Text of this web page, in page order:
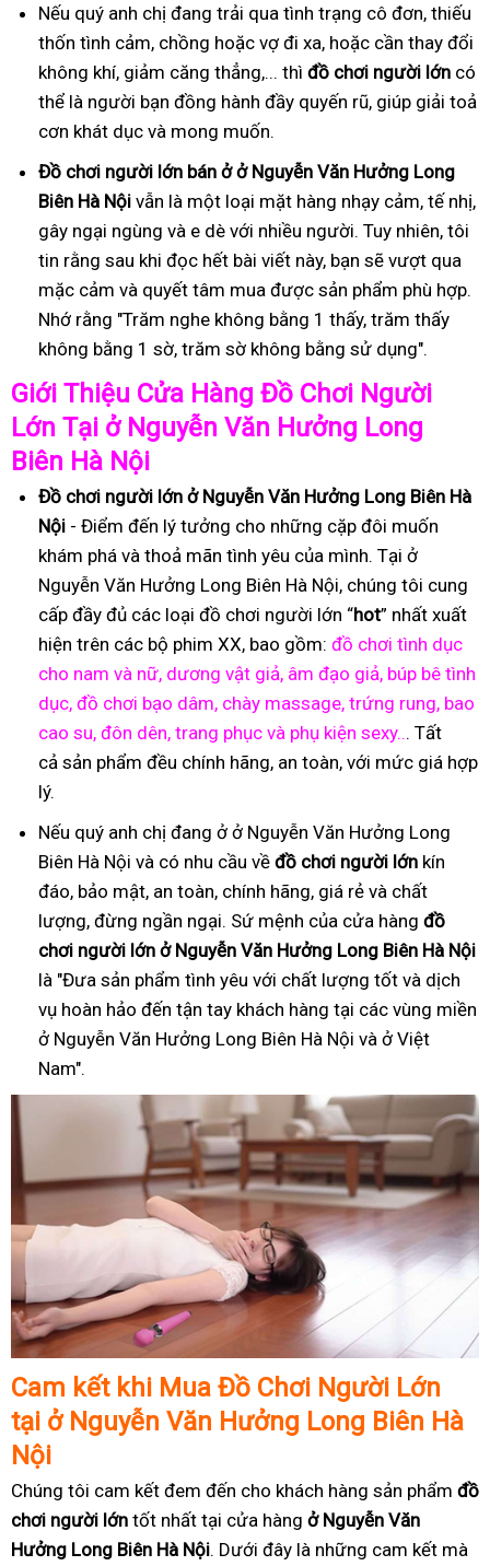
Nếu quý anh chị đang trải qua tình trạng cô đơn, thiếu
thốn tình cảm, chồng hoặc vợ đi xa, hoặc cần thay đổi
không khí, giảm căng thẳng,... thì đồ chơi người lớn có
thể là người bạn đồng hành đầy quyến rũ, giúp giải toả
cơn khát dục và mong muốn.
Đồ chơi người lớn bán ở ở Nguyễn Văn Hưởng Long
Biên Hà Nội vẫn là một loại mặt hàng nhạy cảm, tế nhị,
gây ngại ngùng và e dè với nhiều người. Tuy nhiên, tôi
tin rằng sau khi đọc hết bài viết này, bạn sẽ vượt qua
mặc cảm và quyết tâm mua được sản phẩm phù hợp.
Nhớ rằng "Trăm nghe không bằng 1 thấy, trăm thấy
không bằng 1 sờ, trăm sờ không bằng sử dụng".
Giới Thiệu Cửa Hàng Đồ Chơi Người
Lớn Tại ở Nguyễn Văn Hưởng Long
Biên Hà Nội
Đồ chơi người lớn ở Nguyễn Văn Hưởng Long Biên Hà
Nội - Điểm đến lý tưởng cho những cặp đôi muốn
khám phá và thoả mãn tình yêu của mình. Tại ở
Nguyễn Văn Hưởng Long Biên Hà Nội, chúng tôi cung
cấp đầy đủ các loại đồ chơi người lớn “hot” nhất xuất
hiện trên các bộ phim XX, bao gồm: đồ chơi tình dục
cho nam và nữ, dương vật giả, âm đạo giả, búp bê tình
dục, đồ chơi bạo dâm, chày massage, trứng rung, bao
cao su, đôn dên, trang phục và phụ kiện sexy... Tất
cả sản phẩm đều chính hãng, an toàn, với mức giá hợp
lý.
Nếu quý anh chị đang ở ở Nguyễn Văn Hưởng Long
Biên Hà Nội và có nhu cầu về đồ chơi người lớn kín
đáo, bảo mật, an toàn, chính hãng, giá rẻ và chất
lượng, đừng ngần ngại. Sứ mệnh của cửa hàng đồ
chơi người lớn ở Nguyễn Văn Hưởng Long Biên Hà Nội
là "Đưa sản phẩm tình yêu với chất lượng tốt và dịch
vụ hoàn hảo đến tận tay khách hàng tại các vùng miền
ở Nguyễn Văn Hưởng Long Biên Hà Nội và ở Việt
Nam".
Cam kết khi Mua Đồ Chơi Người Lớn
tại ở Nguyễn Văn Hưởng Long Biên Hà
Nội
Chúng tôi cam kết đem đến cho khách hàng sản phẩm đồ
chơi người lớn tốt nhất tại cửa hàng ở Nguyễn Văn
Hưởng Long Biên Hà Nội. Dưới đây là những cam kết mà